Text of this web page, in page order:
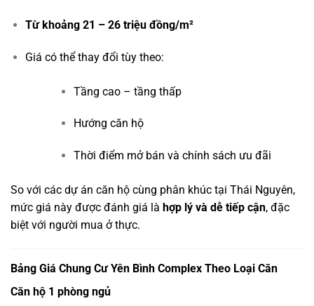
Từ khoảng 21 – 26 triệu đồng/m²
Giá có thể thay đổi tùy theo:
Tầng cao – tầng thấp
Hướng căn hộ
Thời điểm mở bán và chính sách ưu đãi
So với các dự án căn hộ cùng phân khúc tại Thái Nguyên,
mức giá này được đánh giá là hợp lý và dễ tiếp cận, đặc
biệt với người mua ở thực.
Bảng Giá Chung Cư Yên Bình Complex Theo Loại Căn
Căn hộ 1 phòng ngủ